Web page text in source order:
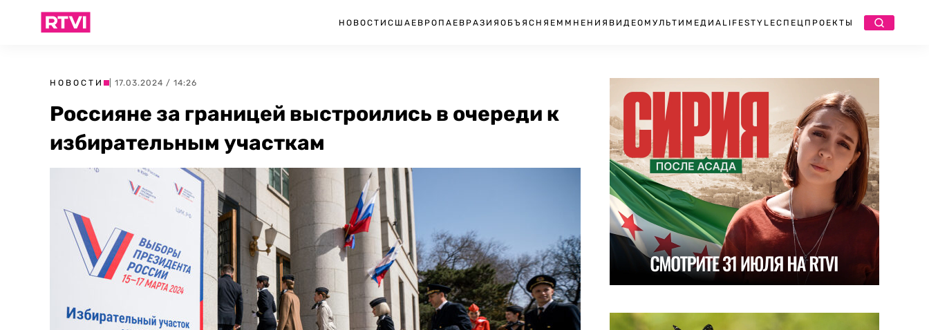
НОВОСТИ США ЕВРОПА ЕВРАЗИЯ ОБЪЯСНЯЕМ МНЕНИЯ ВИДЕО МУЛЬТИМЕДИА LIFESTYLEСПЕЦПРОЕКТЫ
НОВОСТИ | 17.03.2024 / 14:26
Россияне за границей выстроились в очереди к
избирательным участкам